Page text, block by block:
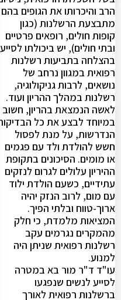
הרב והיכרותו את הגופים בהם
מתבצעת הרשלנות (כגון
קופות חולים, רופאים פרטיים
ובתי חולים), יש ביכולתו לסייע
בהצלחה בתביעות רשלנות
רפואית במגוון נרחב של
נושאים, לרבות גניקולוגיה,
רשלנות במהלך ההריון ועוד.
לאשה הנמצאת בהריון, חשוב
במיוחד לבצע את כל הבדיקות
הנדרשות, על מנת לפסול
חשש להולדת ולד עם פגמים
או מומים. הסיכונים בתקופת
ההיריון עלולים לגרום לנזקים
עתידיים, כשעם הולדת ילוד
עם מום, לרוב הנזק יהיה
ארוך-טווח ובלתי הפיך.
המציאות מלמדת, כי חלק
מהמקרים נגרמים עקב
רשלנות רפואית שניתן היה
למנוע.
עו"ד ד"ר מור בא במטרה
לסייע לנשים שנפגעו
ברשלנות רפואית לאורך